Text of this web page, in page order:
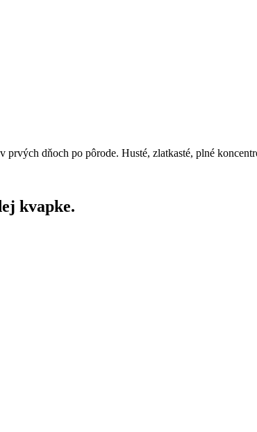
dňoch po pôrode. Husté, zlatkasté, plné
kvapke.